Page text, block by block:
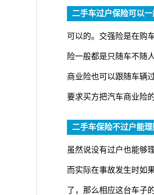
二手车过户保险可以
可以的。交强险是在购
险一般都是只随车不随
商业险也可以跟随车辆
要求买方把汽车商业险
二手车保险不过户能
虽然说没有过户也能够
而实际在事故发生时如
了，那么相应这台车子